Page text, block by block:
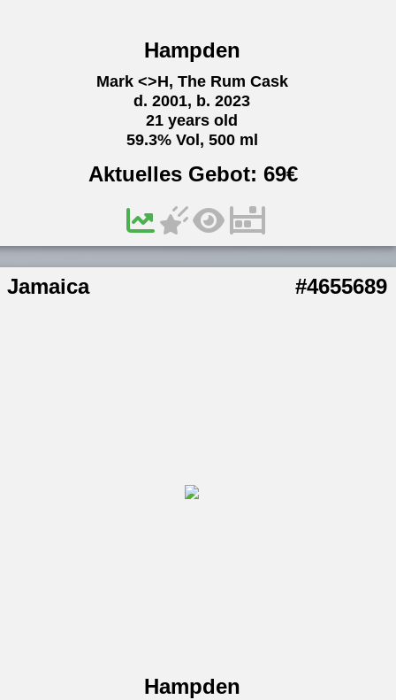
Hampden
Mark <>H, The Rum Cask
d. 2001, b. 2023
21 years old
59.3% Vol, 500 ml
Aktuelles Gebot:69€
Jamaica #4655689
Hampden